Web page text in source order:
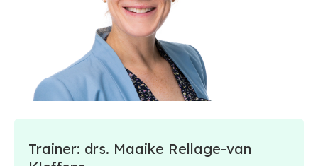
Trainer: drs. Maaike Rellage-van